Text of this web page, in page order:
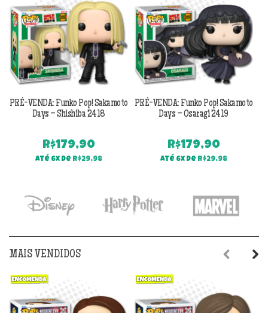
PRÉ-VENDA: Funko Pop! Sakamoto
Days – Shishiba 2418
R$179,90
Até 6x de R$29,98
PRÉ-VENDA: Funko Pop! Sakamoto
Days – Osaragi 2419
R$179,90
Até 6x de R$29,98
MAIS VENDIDOS